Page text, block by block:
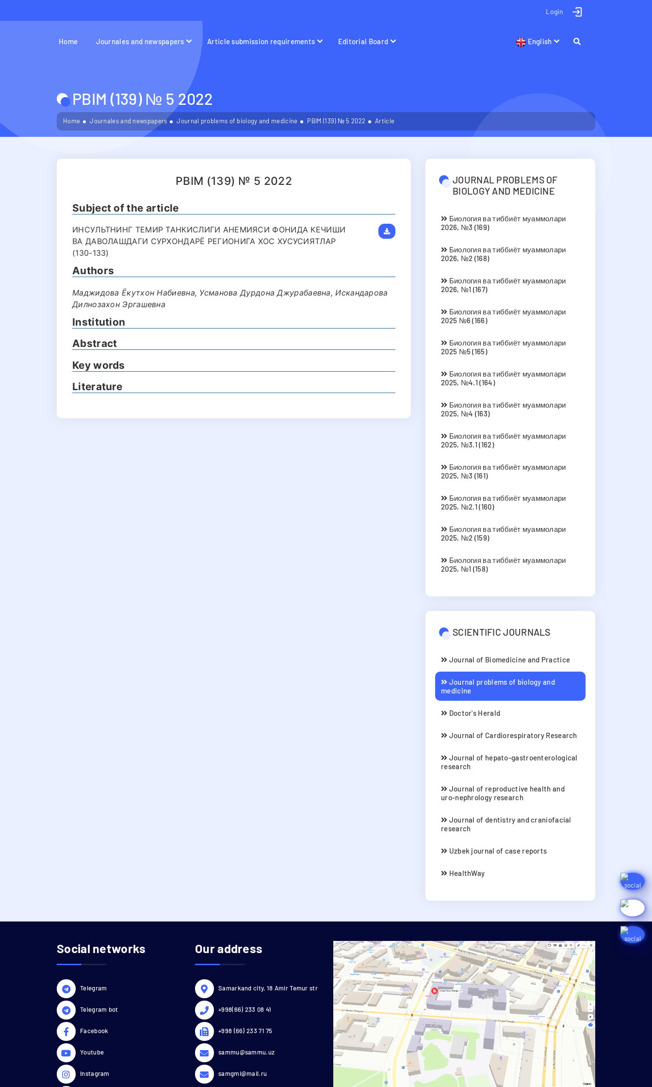
Login
Home Journales and newspapers Article submission requirements Editorial Board English
PBIM (139) № 5 2022
Home Journales and newspapers Journal problems of biology and medicine PBIM (139) № 5 2022 Article
PBIM (139) № 5 2022
Subject of the article
ИНСУЛЬТНИНГ ТЕМИР ТАНКИСЛИГИ АНЕМИЯСИ ФОНИДА КЕЧИШИ
ВА ДАВОЛАШДАГИ СУРХОНДАРЁ РЕГИОНИГА ХОС ХУСУСИЯТЛАР
(130-133)
Authors
Маджидова Ёкутхон Набиевна, Усманова Дурдона Джурабаевна, Искандарова
Дилнозахон Эргашевна
Institution
Abstract
Key words
Literature
JOURNAL PROBLEMS OF
BIOLOGY AND MEDICINE
Биология ва тиббиёт муаммолари
2026, №3 (169)
Биология ва тиббиёт муаммолари
2026, №2 (168)
Биология ва тиббиёт муаммолари
2026, №1 (167)
Биология ва тиббиёт муаммолари
2025 №6 (166)
Биология ва тиббиёт муаммолари
2025 №5 (165)
Биология ва тиббиёт муаммолари
2025, №4.1 (164)
Биология ва тиббиёт муаммолари
2025, №4 (163)
Биология ва тиббиёт муаммолари
2025, №3.1 (162)
Биология ва тиббиёт муаммолари
2025, №3 (161)
Биология ва тиббиёт муаммолари
2025, №2.1 (160)
Биология ва тиббиёт муаммолари
2025, №2 (159)
Биология ва тиббиёт муаммолари
2025, №1 (158)
SCIENTIFIC JOURNALS
Journal of Biomedicine and Practice
Journal problems of biology and
medicine
Doctor's Herald
Journal of Cardiorespiratory Research
Journal of hepato-gastroenterological
research
Journal of reproductive health and
uro-nephrology research
Journal of dentistry and craniofacial
research
Uzbek journal of case reports
HealthWay
Social networks
Telegram
Telegram bot
Facebook
Youtube
Instagram
Our address
Samarkand city, 18 Amir Temur str
+998(66) 233 08 41
+998 (66) 233 71 75
sammu@sammu.uz
samgmi@mail.ru